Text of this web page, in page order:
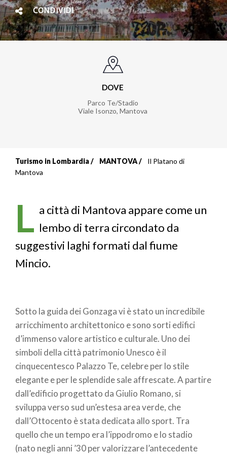
CONDIVIDI
DOVE
Parco Te/Stadio
Viale Isonzo, Mantova
Briciole
pane
Turismo in Lombardia MANTOVA
Il Platano di
Mantova
L a città di Mantova appare come un
lembo di terra circondato da
suggestivi laghi formati dal fiume
Mincio.
Sotto la guida dei Gonzaga vi è stato un incredibile
arricchimento architettonico e sono sorti edifici
d’immenso valore artistico e culturale. Uno dei
simboli della città patrimonio Unesco è il
cinquecentesco Palazzo Te, celebre per lo stile
elegante e per le splendide sale affrescate. A partire
dall’edificio progettato da Giulio Romano, si
sviluppa verso sud un’estesa area verde, che
dall’Ottocento è stata dedicata allo sport. Tra
quello che un tempo era l’ippodromo e lo stadio
(nato negli anni ’30 per valorizzare l’antecedente